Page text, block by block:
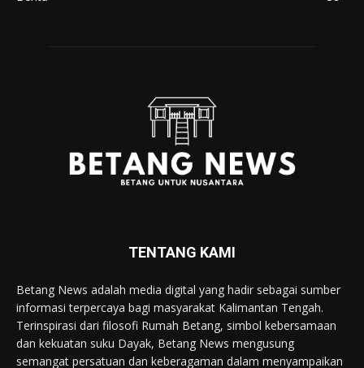
TENTANG KAMI
Betang News adalah media digital yang hadir sebagai sumber
informasi terpercaya bagi masyarakat Kalimantan Tengah.
Terinspirasi dari filosofi Rumah Betang, simbol kebersamaan
dan kekuatan suku Dayak, Betang News mengusung
semangat persatuan dan keberagaman dalam menyampaikan